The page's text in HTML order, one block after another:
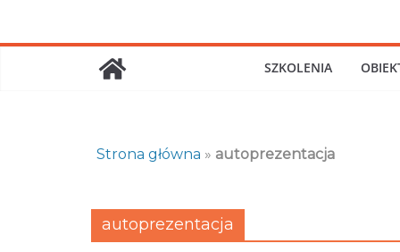
content
SZKOLENIA
Strona główna » autoprezentacja
autoprezentacja